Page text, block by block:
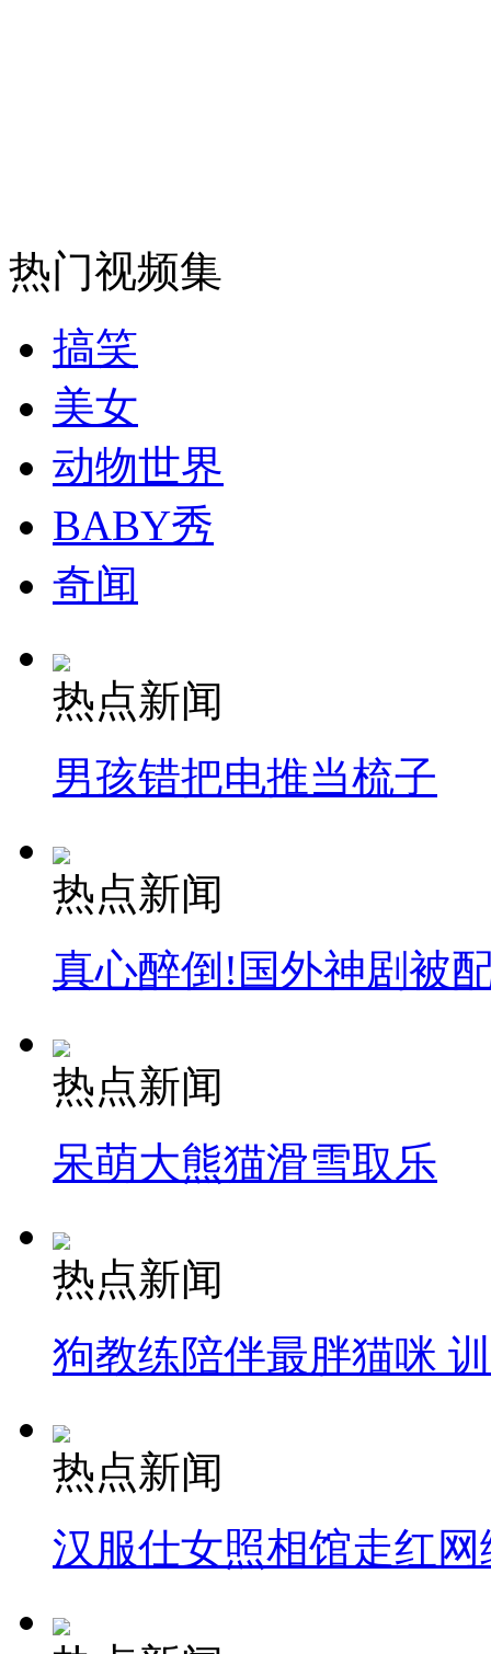
走！跟着总书记去植树
消防员救轻生者
热门视频集
搞笑
美女
动物世界
BABY秀
奇闻
热点新闻
男孩错把电推当梳子
热点新闻
真心醉倒!国外神剧被
热点新闻
呆萌大熊猫滑雪取乐
热点新闻
狗教练陪伴最胖猫咪
热点新闻
汉服仕女照相馆走红网